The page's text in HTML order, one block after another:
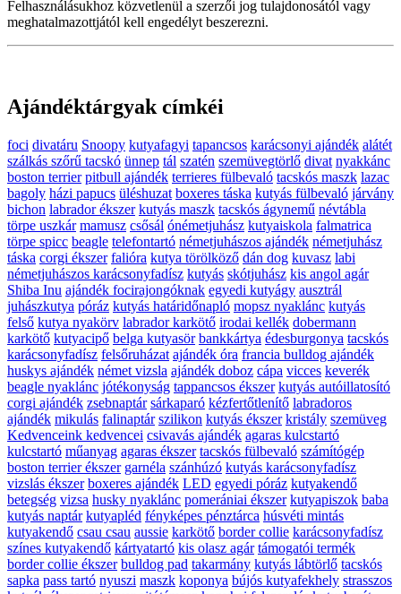
Felhasználásukhoz közvetlenül a szerzői jog tulajdonosától vagy
meghatalmazottjától kell engedélyt beszerezni.
Ajándéktárgyak címkéi
foci divatáru Snoopy kutyafagyi tapancsos karácsonyi ajándék alátét
szálkás szőrű tacskó ünnep tál szatén szemüvegtörlő divat nyakkánc
boston terrier pitbull ajándék terrieres fülbevaló tacskós maszk lazac
bagoly házi papucs üléshuzat boxeres táska kutyás fülbevaló járvány
bichon labrador ékszer kutyás maszk tacskós ágynemű névtábla
törpe uszkár mamusz csősál ónémetjuhász kutyaiskola falmatrica
törpe spicc beagle telefontartó németjuhászos ajándék németjuhász
táska corgi ékszer falióra kutya törölköző dán dog kuvasz labi
németjuhászos karácsonyfadísz kutyás skótjuhász kis angol agár
Shiba Inu ajándék focirajongóknak egyedi kutyágy ausztrál
juhászkutya póráz kutyás határidőnapló mopsz nyaklánc kutyás
felső kutya nyakörv labrador karkötő irodai kellék dobermann
karkötő kutyacipő belga kutyasör bankkártya édesburgonya tacskós
karácsonyfadísz felsőruházat ajándék óra francia bulldog ajándék
huskys ajándék német vizsla ajándék doboz cápa vicces keverék
beagle nyaklánc jótékonyság tappancsos ékszer kutyás autóillatosító
corgi ajándék zsebnaptár sárkaparó kézfertőtlenítő labradoros
ajándék mikulás falinaptár szilikon kutyás ékszer kristály szemüveg
Kedvenceink kedvencei csivavás ajándék agaras kulcstartó
kulcstartó műanyag agaras ékszer tacskós fülbevaló számítógép
boston terrier ékszer garnéla szánhúzó kutyás karácsonyfadísz
vizslás ékszer boxeres ajándék LED egyedi póráz kutyakendő
betegség vizsa husky nyaklánc pomerániai ékszer kutyapiszok baba
kutyás naptár kutyapléd fényképes pénztárca húsvéti mintás
kutyakendő csau csau aussie karkötő border collie karácsonyfadísz
színes kutyakendő kártyatartó kis olasz agár támogatói termék
border collie ékszer bulldog pad takarmány kutyás lábtörlő tacskós
sapka pass tartó nyuszi maszk koponya bújós kutyafekhely strasszos